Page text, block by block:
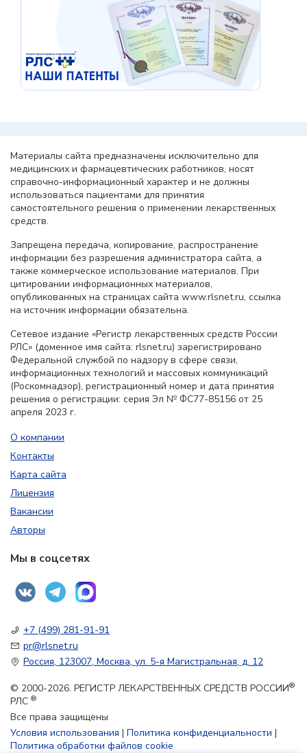
Материалы сайта предназначены исключительно для
медицинских и фармацевтических работников, носят
справочно-информационный характер и не должны
использоваться пациентами для принятия
самостоятельного решения о применении лекарственных
средств.
Запрещена передача, копирование, распространение
информации без разрешения администратора сайта, а
также коммерческое использование материалов. При
цитировании информационных материалов,
опубликованных на страницах сайта www.rlsnet.ru, ссылка
на источник информации обязательна.
Сетевое издание «Регистр лекарственных средств России
РЛС» (доменное имя сайта: rlsnet.ru) зарегистрировано
Федеральной службой по надзору в сфере связи,
информационных технологий и массовых коммуникаций
(Роскомнадзор), регистрационный номер и дата принятия
решения о регистрации: серия Эл № ФС77-85156 от 25
апреля 2023 г.
О компании
Контакты
Карта сайта
Лицензия
Вакансии
Авторы
Мы в соцсетях
+7 (499) 281-91-91
pr@rlsnet.ru
Россия, 123007, Москва, ул. 5-я Магистральная, д. 12
© 2000-2026. РЕГИСТР ЛЕКАРСТВЕННЫХ СРЕДСТВ РОССИИ®
РЛС ®
Все права защищены
Условия использования | Политика конфиденциальности |
Политика обработки файлов cookie